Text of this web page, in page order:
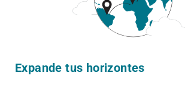
Expande tus horizontes